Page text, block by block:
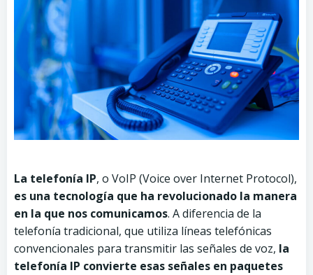
La telefonía IP, o VoIP (Voice over Internet Protocol),
es una tecnología que ha revolucionado la manera
en la que nos comunicamos. A diferencia de la
telefonía tradicional, que utiliza líneas telefónicas
convencionales para transmitir las señales de voz, la
telefonía IP convierte esas señales en paquetes